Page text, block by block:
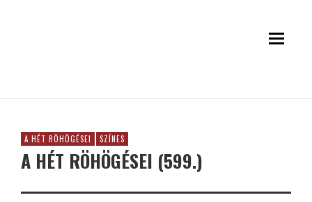
A HÉT RÖHÖGÉSEI SZÍNES
A HÉT RÖHÖGÉSEI (599.)